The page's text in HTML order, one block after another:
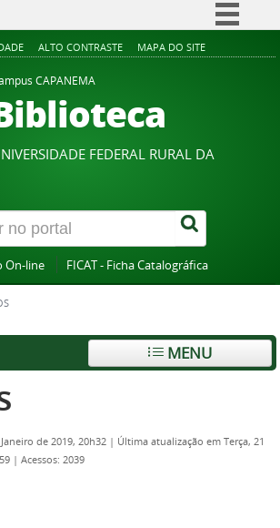
Simplifique!
Acesso à informação
Legislação
ALTO CONTRASTE MAPA DO SITE
CAPANEMA
FEDERAL RURAL DA
On-line FICAT - Ficha Catalográfica
MENU
de 2019, 20h32 | Última atualização em Terça, 21
| Acessos: 2039